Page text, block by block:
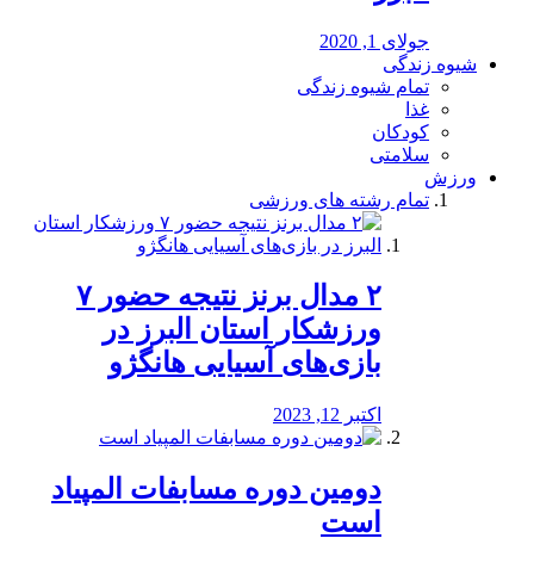
جولای 1, 2020
شیوه زندگی
تمام شیوه زندگی
غذا
کودکان
سلامتی
ورزش
تمام رشته های ورزشی
۲ مدال برنز نتیجه حضور ۷
ورزشکار استان البرز در
بازی‌های آسیایی هانگژو
اکتبر 12, 2023
دومین دوره مسابفات المپیاد
است